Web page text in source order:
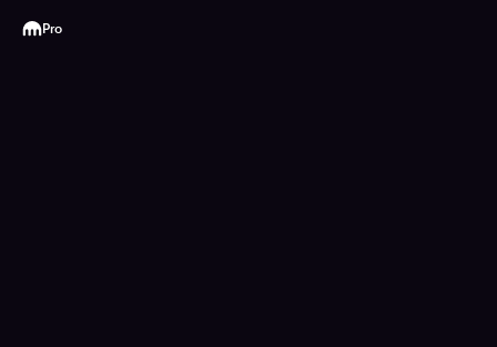
Kraken
Pro